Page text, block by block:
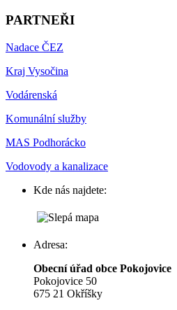
PARTNEŘI
Nadace ČEZ
Kraj Vysočina
Vodárenská
Komunální služby
MAS Podhorácko
Vodovody a kanalizace
Kde nás najdete:
Adresa:
Obecní úřad obce Pokojovice
Pokojovice 50
675 21 Okříšky